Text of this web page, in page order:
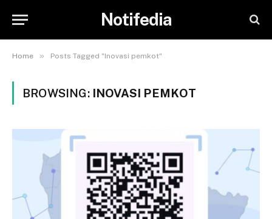
Notifedia
Home » Posts Tagged "Inovasi pemkot"
BROWSING: INOVASI PEMKOT